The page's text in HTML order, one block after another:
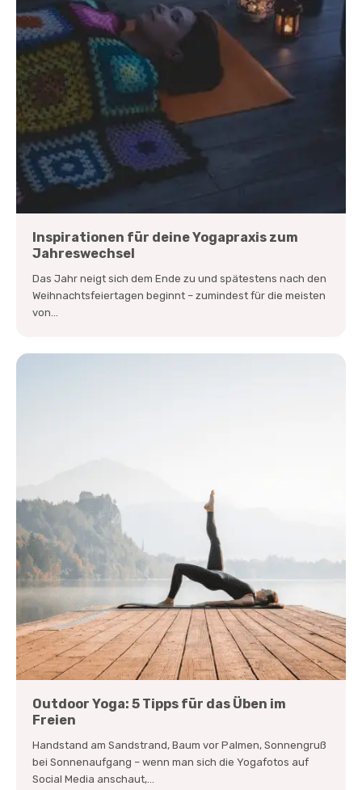
Inspirationen für deine Yogapraxis zum
Jahreswechsel
Das Jahr neigt sich dem Ende zu und spätestens nach den
Weihnachtsfeiertagen beginnt – zumindest für die meisten
von...
Outdoor Yoga: 5 Tipps für das Üben im
Freien
Handstand am Sandstrand, Baum vor Palmen, Sonnengruß
bei Sonnenaufgang – wenn man sich die Yogafotos auf
Social Media anschaut,...